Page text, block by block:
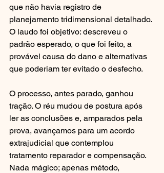
que não havia registro de
planejamento tridimensional detalhado.
O laudo foi objetivo: descreveu o
padrão esperado, o que foi feito, a
provável causa do dano e alternativas
que poderiam ter evitado o desfecho.
O processo, antes parado, ganhou
tração. O réu mudou de postura após
ler as conclusões e, amparados pela
prova, avançamos para um acordo
extrajudicial que contemplou
tratamento reparador e compensação.
Nada mágico; apenas método,